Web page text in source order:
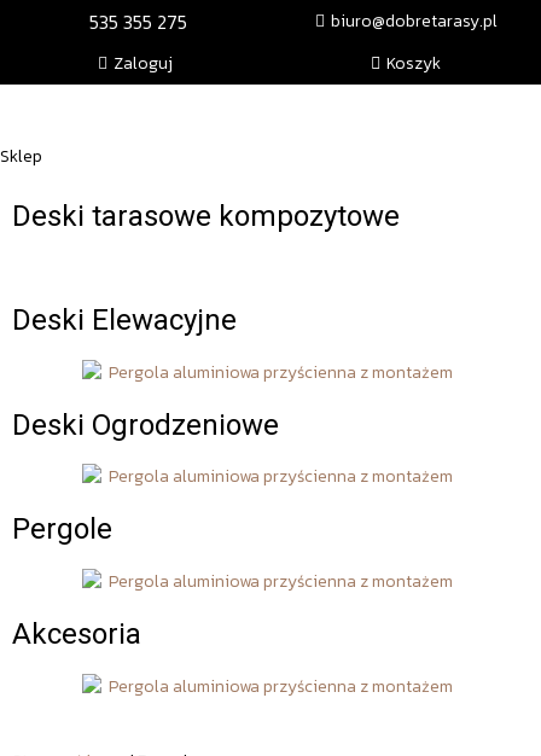
535 355 275
biuro@dobretarasy.pl
Zaloguj
Koszyk
Sklep
Deski tarasowe kompozytowe
Deski Elewacyjne
Deski Ogrodzeniowe
Pergole
Akcesoria